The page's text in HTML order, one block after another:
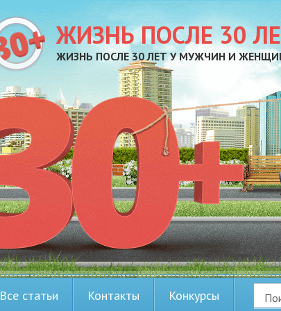
ЖИЗНЬ ПОСЛЕ 30
ЖИЗНЬ ПОСЛЕ 30 ЛЕТ У МУЖЧИН И
Все статьи Контакты Конкурсы